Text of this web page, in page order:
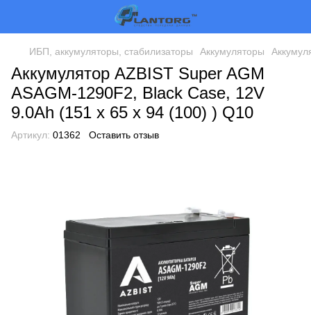
ИБП, аккумуляторы, стабилизаторы Аккумуляторы
Аккумулятор AZBIST Super AGM
ASAGM-1290F2, Black Case, 12V
9.0Ah (151 х 65 х 94 (100) ) Q10
Артикул: 01362 Оставить отзыв